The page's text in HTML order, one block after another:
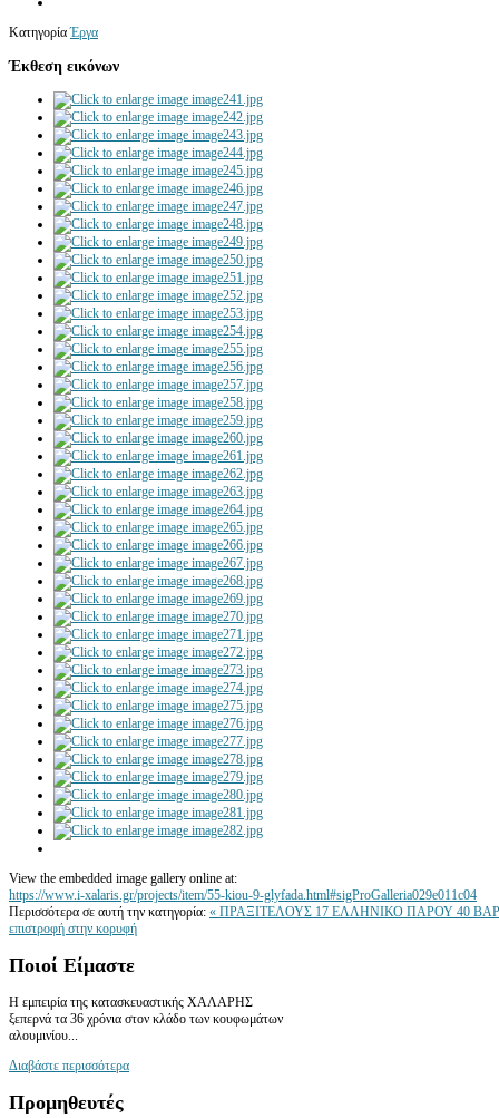
Κατηγορία Έργα
Έκθεση εικόνων
View the embedded image gallery online at:
https://www.i-xalaris.gr/projects/item/55-kiou-9-glyfada.html#sigProGalleria029e011c04
Περισσότερα σε αυτή την κατηγορία: « ΠΡΑΞΙΤΕΛΟΥΣ 17 ΕΛΛΗΝΙΚΟ ΠΑΡΟΥ 40
επιστροφή στην κορυφή
Ποιοί Είμαστε
Η εμπειρία της κατασκευαστικής ΧΑΛΑΡΗΣ
ξεπερνά τα 36 χρόνια στον κλάδο των κουφωμάτων
αλουμινίου...
Διαβάστε περισσότερα
Προμηθευτές